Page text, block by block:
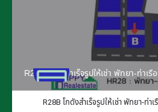
R28B โกดังสำเร็จรูปให้เช่า พัทยา-ท่า
R28B โกดังสำเร็จรูปให้เช่า พัทยา-ท่